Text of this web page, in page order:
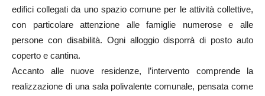
edifici collegati da uno spazio comune per le attività collettive,
con particolare attenzione alle famiglie numerose e alle
persone con disabilità. Ogni alloggio disporrà di posto auto
coperto e cantina.
Accanto alle nuove residenze, l’intervento comprende la
realizzazione di una sala polivalente comunale, pensata come